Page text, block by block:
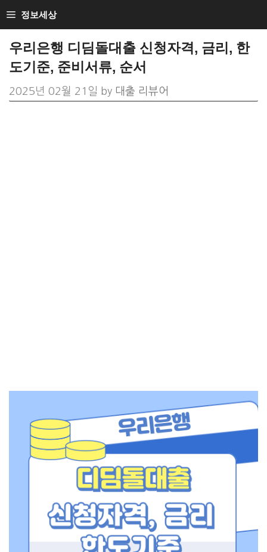
Skip
to
content
정보세상
우리은행 디딤돌대출 신청자격, 금리, 한
도기준, 준비서류, 순서
2025년 02월 21일 by 대출 리뷰어